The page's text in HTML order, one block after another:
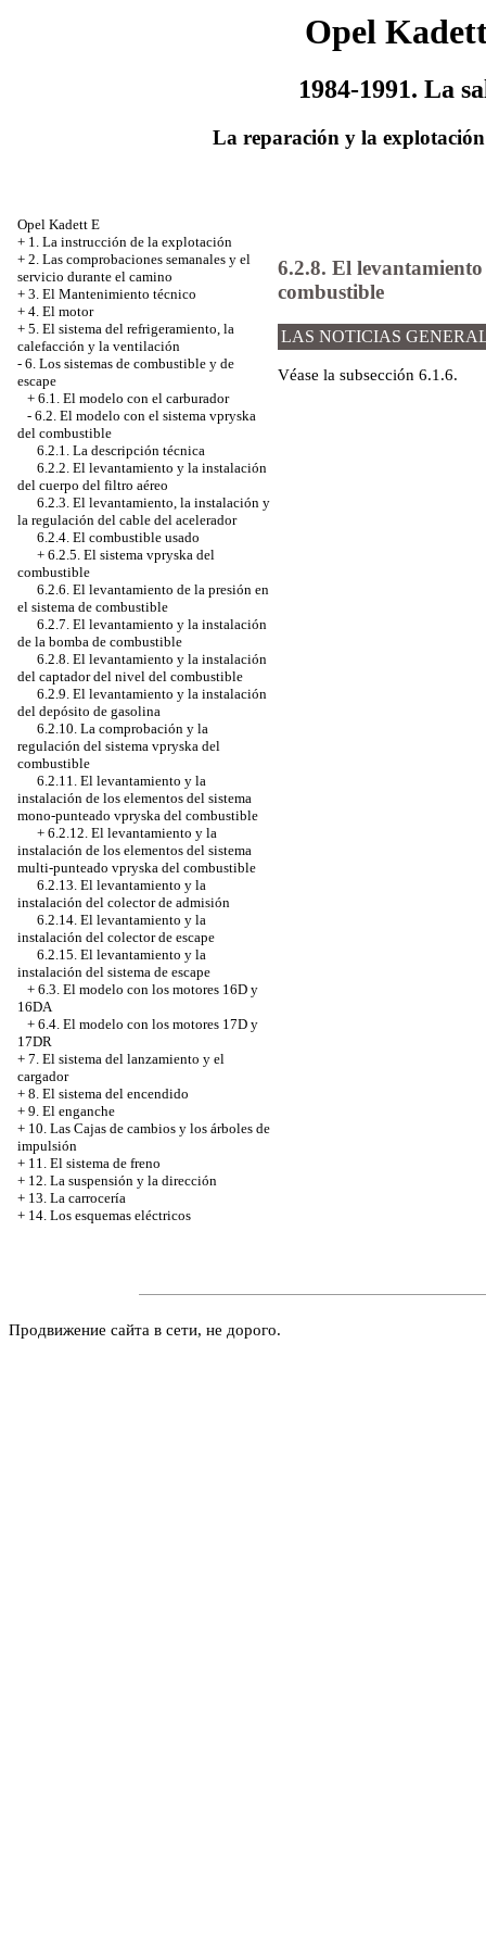
Opel
1984-1991. La
La reparación y la
Opel Kadett E
+ 1. La instrucción de la explotación
+ 2. Las comprobaciones semanales y el
servicio durante el camino
+ 3. El Mantenimiento técnico
+ 4. El motor
+ 5. El sistema del refrigeramiento, la
calefacción y la ventilación
- 6. Los sistemas de combustible y de
escape
+ 6.1. El modelo con el carburador
- 6.2. El modelo con el sistema vpryska
del combustible
6.2.1. La descripción técnica
6.2.2. El levantamiento y la instalación
del cuerpo del filtro aéreo
6.2.3. El levantamiento, la instalación y
la regulación del cable del acelerador
6.2.4. El combustible usado
+ 6.2.5. El sistema vpryska del
combustible
6.2.6. El levantamiento de la presión en
el sistema de combustible
6.2.7. El levantamiento y la instalación
de la bomba de combustible
6.2.8. El levantamiento y la instalación
del captador del nivel del combustible
6.2.9. El levantamiento y la instalación
del depósito de gasolina
6.2.10. La comprobación y la
regulación del sistema vpryska del
combustible
6.2.11. El levantamiento y la
instalación de los elementos del sistema
mono-punteado vpryska del combustible
+ 6.2.12. El levantamiento y la
instalación de los elementos del sistema
multi-punteado vpryska del combustible
6.2.13. El levantamiento y la
instalación del colector de admisión
6.2.14. El levantamiento y la
instalación del colector de escape
6.2.15. El levantamiento y la
instalación del sistema de escape
+ 6.3. El modelo con los motores 16D y
16DA
+ 6.4. El modelo con los motores 17D y
17DR
+ 7. El sistema del lanzamiento y el
cargador
+ 8. El sistema del encendido
+ 9. El enganche
+ 10. Las Cajas de cambios y los árboles de
impulsión
+ 11. El sistema de freno
+ 12. La suspensión y la dirección
+ 13. La carrocería
+ 14. Los esquemas eléctricos
6.2.8. El
combustible
LAS NOTICIAS
Véase la subsección 6.1.6.
Продвижение сайта в сети, не дорого.